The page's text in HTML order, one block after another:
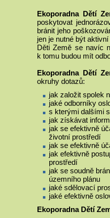
Ekoporadna Dětí
poskytovat
bránit jeho
jen je nutné být
Děti Země se navíc
k tomu budou mít
Ekoporadna Dětí
okruhy dotazů:
jak založit spolek
jaké odborníky
s kterými dalšími
jak získávat
jak se efektivně
životní prostředí
jak se efektivně
jak efektivně
prostředí
jak se soudně
územního plánu
jaké sdělovací
jaké efektivně
Ekoporadna Dětí